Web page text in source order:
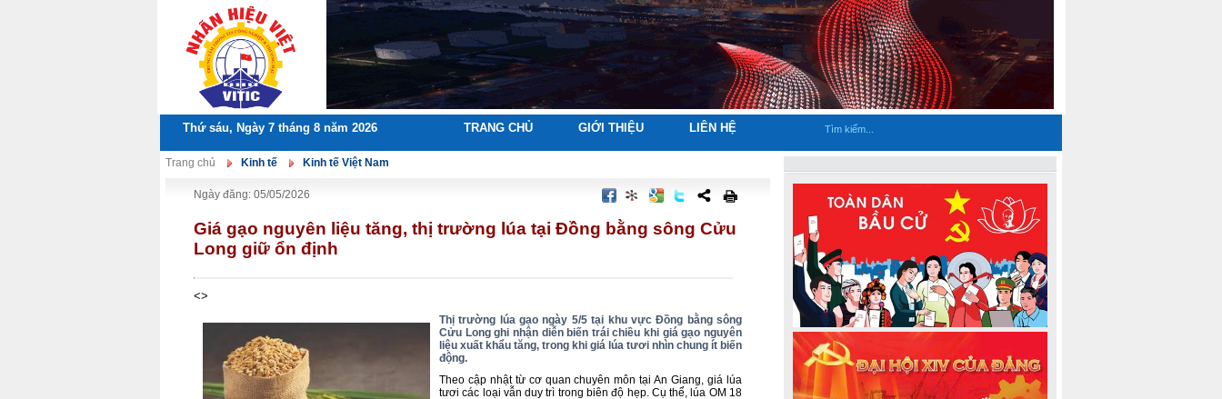
Thứ sáu, Ngày 7 tháng 8 năm 2026 TRANG CHỦ GIỚI THIỆU LIÊN HỆ
Trang chủ Kinh tế Kinh tế Việt Nam
Ngày đăng: 05/05/2026
Giá gạo nguyên liệu tăng, thị trường lúa tại Đồng bằng sông Cửu
Long giữ ổn định
<>
Thị trường lúa gạo ngày 5/5 tại khu vực Đồng bằng sông
Cửu Long ghi nhận diễn biến trái chiều khi giá gạo nguyên
liệu xuất khẩu tăng, trong khi giá lúa tươi nhìn chung ít biến
động.
Theo cập nhật từ cơ quan chuyên môn tại An Giang, giá lúa
tươi các loại vẫn duy trì trong biên độ hẹp. Cụ thể, lúa OM 18